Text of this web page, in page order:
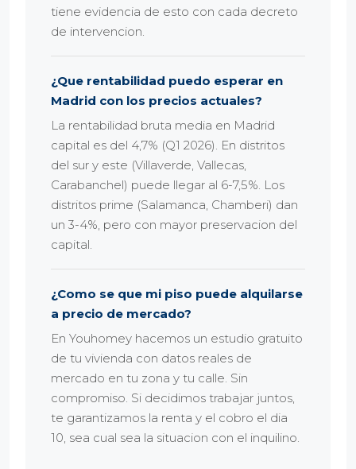
tiene evidencia de esto con cada decreto
de intervencion.
¿Que rentabilidad puedo esperar en
Madrid con los precios actuales?
La rentabilidad bruta media en Madrid
capital es del 4,7% (Q1 2026). En distritos
del sur y este (Villaverde, Vallecas,
Carabanchel) puede llegar al 6-7,5%. Los
distritos prime (Salamanca, Chamberi) dan
un 3-4%, pero con mayor preservacion del
capital.
¿Como se que mi piso puede alquilarse
a precio de mercado?
En Youhomey hacemos un estudio gratuito
de tu vivienda con datos reales de
mercado en tu zona y tu calle. Sin
compromiso. Si decidimos trabajar juntos,
te garantizamos la renta y el cobro el dia
10, sea cual sea la situacion con el inquilino.